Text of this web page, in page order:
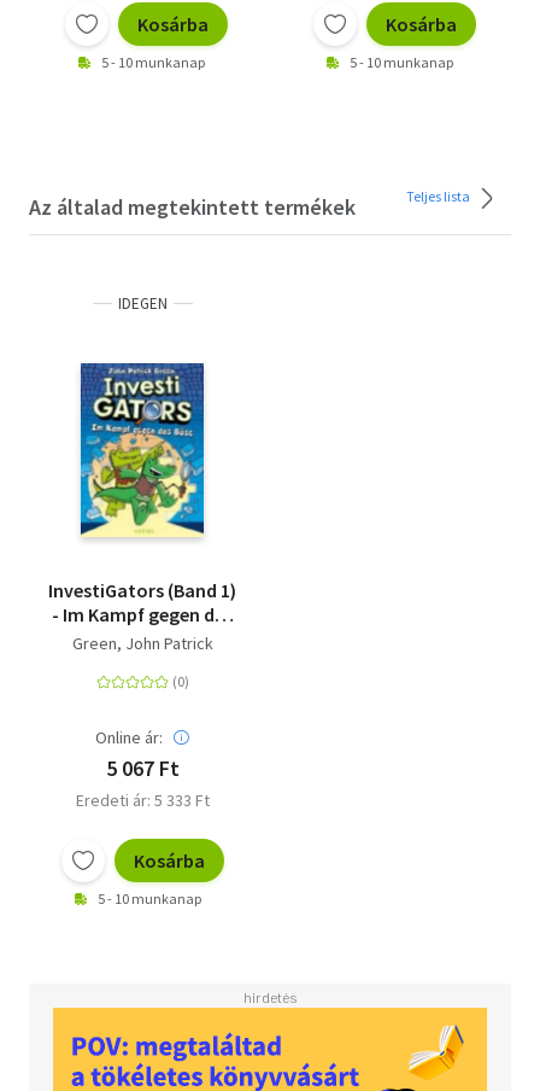
Kosárba
5 - 10 munkanap
Kosárba
5 - 10 munkanap
Az általad megtekintett termékek Teljes lista
IDEGEN
InvestiGators (Band 1)
- Im Kampf gegen das
Böse - Cool, witzig,
Buch für Kinder ab 8
Green, John Patrick
Online ár:
5 067 Ft
Eredeti ár: 5 333 Ft
Kosárba
5 - 10 munkanap